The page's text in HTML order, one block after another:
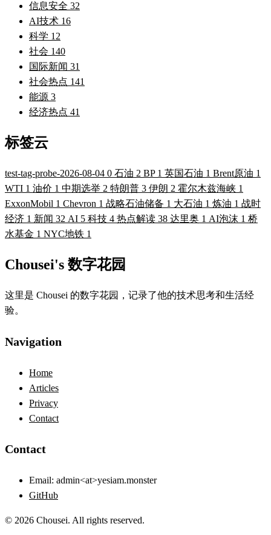
信息安全 32
AI技术 16
科学 12
社会 140
国际新闻 31
社会热点 141
能源 3
经济热点 41
标签云
test-tag-probe-2026-08-04 0 石油 2 BP 1 英国石油 1 Brent原油 1
WTI 1 油价 1 中期选举 2 特朗普 3 伊朗 2 霍尔木兹海峡 1
ExxonMobil 1 Chevron 1 战略石油储备 1 大石油 1 炼油 1 战时
经济 1 新闻 32 AI 5 科技 4 热点解读 38 达里奥 1 AI泡沫 1 桥
水基金 1 NYC地铁 1
Chousei's 数字花园
这里是 Chousei 的数字花园，记录了他的技术思考和生活经
验。
Navigation
Home
Articles
Privacy
Contact
Contact
Email: admin<at>yesiam.monster
GitHub
© 2026 Chousei. All rights reserved.